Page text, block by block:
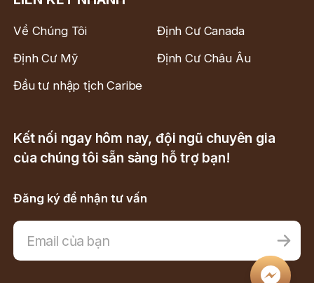
Về Chúng Tôi
Định Cư Canada
Định Cư Mỹ
Định Cư Châu Âu
Đầu tư nhập tịch Caribe
Kết nối ngay hôm nay, đội ngũ chuyên gia
của chúng tôi sẵn sàng hỗ trợ bạn!
Đăng ký để nhận tư vấn